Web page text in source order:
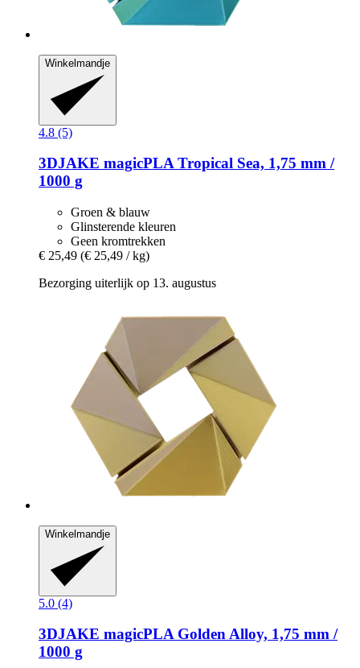
Winkelmandje
4.8 (5)
3DJAKE magicPLA Tropical Sea, 1,75 mm /
1000 g
Groen & blauw
Glinsterende kleuren
Geen kromtrekken
€ 25,49 (€ 25,49 / kg)
Bezorging uiterlijk op 13. augustus
Winkelmandje
5.0 (4)
3DJAKE magicPLA Golden Alloy, 1,75 mm /
1000 g